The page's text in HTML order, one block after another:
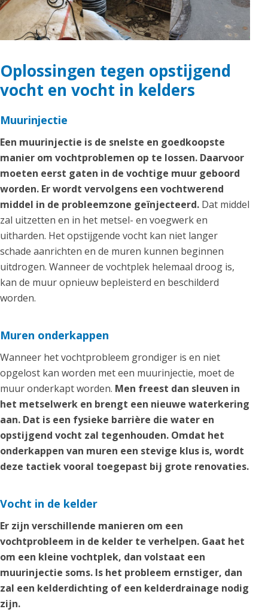
Oplossingen tegen opstijgend
vocht en vocht in kelders
Muurinjectie
Een muurinjectie is de snelste en goedkoopste
manier om vochtproblemen op te lossen. Daarvoor
moeten eerst gaten in de vochtige muur geboord
worden. Er wordt vervolgens een vochtwerend
middel in de probleemzone geïnjecteerd. Dat middel
zal uitzetten en in het metsel- en voegwerk en
uitharden. Het opstijgende vocht kan niet langer
schade aanrichten en de muren kunnen beginnen
uitdrogen. Wanneer de vochtplek helemaal droog is,
kan de muur opnieuw bepleisterd en beschilderd
worden.
Muren onderkappen
Wanneer het vochtprobleem grondiger is en niet
opgelost kan worden met een muurinjectie, moet de
muur onderkapt worden. Men freest dan sleuven in
het metselwerk en brengt een nieuwe waterkering
aan. Dat is een fysieke barrière die water en
opstijgend vocht zal tegenhouden. Omdat het
onderkappen van muren een stevige klus is, wordt
deze tactiek vooral toegepast bij grote renovaties.
Vocht in de kelder
Er zijn verschillende manieren om een
vochtprobleem in de kelder te verhelpen. Gaat het
om een kleine vochtplek, dan volstaat een
muurinjectie soms. Is het probleem ernstiger, dan
zal een kelderdichting of een kelderdrainage nodig
zijn.